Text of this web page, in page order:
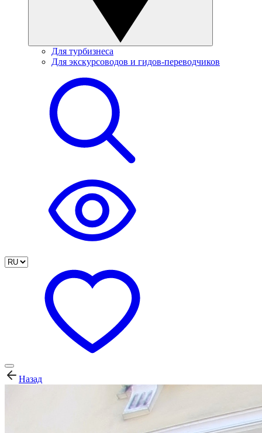
Для турбизнеса
Для экскурсоводов и гидов-переводчиков
Назад